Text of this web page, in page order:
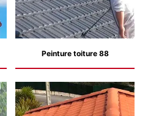
Peinture toiture 88